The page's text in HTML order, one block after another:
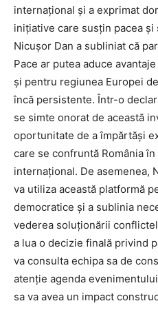
internațional și a exprimat
inițiative care susțin pacea
Nicușor Dan a subliniat că
Pace ar putea aduce
și pentru regiunea Europei
încă persistente. Într-o
se simte onorat de această
oportunitate de a împărtăși
care se confruntă România
internațional. De asemenea,
va utiliza această platformă
democratice și a sublinia
vederea soluționării
a lua o decizie finală privind
va consulta echipa sa de
atenție agenda
sa va avea un impact